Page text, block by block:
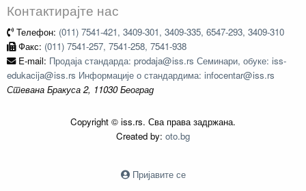
Контактирајте нас
Телефон: (011) 7541-421, 3409-301, 3409-335, 6547-293, 3409-310
Факс: (011) 7541-257, 7541-258, 7541-938
E-mail: Продаја стандарда: prodaja@iss.rs Семинари, обуке: iss-
edukacija@iss.rs Информације о стандардима: infocentar@iss.rs
Стевана Бракуса 2, 11030 Београд
Copyright © iss.rs. Сва права задржана.
Created by: oto.bg
Пријавите се